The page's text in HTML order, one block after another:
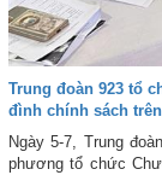
Trung đoàn 923 tổ
đình chính sách
Ngày 5-7, Trung
phương tổ chức